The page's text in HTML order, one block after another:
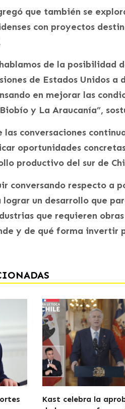
que también se
con proyectos
de la posibilidad
de Estados Unidos a
en mejorar las
y La Araucanía”,
las conversaciones
oportunidades
productivo del sur de
conversando respecto a
un desarrollo que
que requieren
y de qué forma invertir
Kast celebra la